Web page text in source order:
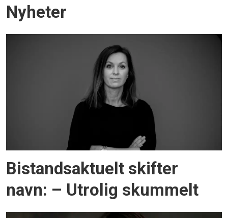
Nyheter
Bistandsaktuelt skifter
navn: – Utrolig skummelt